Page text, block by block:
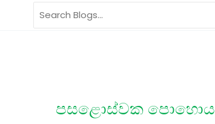
පසළොස්වක